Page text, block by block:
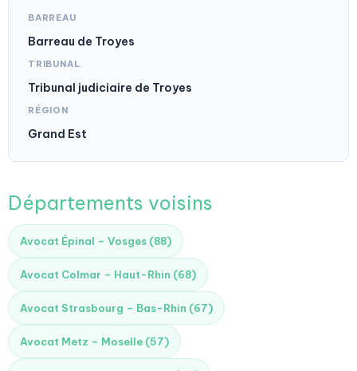
BARREAU
Barreau de Troyes
TRIBUNAL
Tribunal judiciaire de Troyes
RÉGION
Grand Est
Départements voisins
Avocat Épinal – Vosges (88)
Avocat Colmar – Haut-Rhin (68)
Avocat Strasbourg – Bas-Rhin (67)
Avocat Metz – Moselle (57)